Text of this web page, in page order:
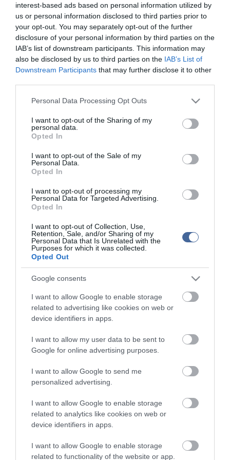
interest-based ads based on personal information utilized by
us or personal information disclosed to third parties prior to
your opt-out. You may separately opt-out of the further
disclosure of your personal information by third parties on the
IAB’s list of downstream participants. This information may
also be disclosed by us to third parties on the IAB’s List of
Downstream Participants that may further disclose it to other
Please note that this website/app uses one or more Google
not limited to your visit or usage behaviour. You may click to
grant or deny consent to Google and its third-party tags to
use your data for below specified purposes in below Google
consent section.
Personal Data Processing Opt Outs
I want to opt-out of the Sharing of my
personal data.
Opted In
I want to opt-out of the Sale of my
Personal Data.
Opted In
I want to opt-out of processing my
Personal Data for Targeted Advertising.
Opted In
I want to opt-out of Collection, Use,
Retention, Sale, and/or Sharing of my
Personal Data that Is Unrelated with the
Purposes for which it was collected.
Opted Out
Google consents
I want to allow Google to enable storage
related to advertising like cookies on web or
device identifiers in apps.
I want to allow my user data to be sent to
Google for online advertising purposes.
I want to allow Google to send me
personalized advertising.
I want to allow Google to enable storage
related to analytics like cookies on web or
device identifiers in apps.
I want to allow Google to enable storage
related to functionality of the website or app.
Csütörtökön a fátyol- és gomolyfelhők mellett sok napsütés
valószínű. Helyenként zápor, esetleg zivatar előfordulhat. Az
északnyugati szél élénk, néhol erős lesz. Csütörtök hajnalban 10,
17, délután 23, 28 Celsius fok várható.
Pénteken gomolyfelhős, napos idő várható néhol záporral, esetleg
zivatarral. Az északnyugati, nyugati szél időnként megélénkülhet.
Péntek hajnalban 11, 18, délután 23, 29 Celsius fok valószínű.
növekszik a csapadék esélye, de még alapvetően száraz lesz az
11, 18, a maximum 24, 31 Celsius fok között alakul.
Vasárnap nyugat felől növekszik a felhőzet és hazánk nyugati
felén elszórtan előfordulhat zápor, zivatar. A délnyugati, nyugati
szél megélénkül. Vasárnap hajnalban 13, 19, délután 26, 32
Celsius fok valószínű - derül ki a HungaroMet Zrt. előrejelzéséből.
network nézeteit tükrözik. A szerkesztőség mindössze a hírek
publikációjával foglalkozik, a kommenteket nem tudja befolyásolni
- azok az olvasók személyes véleményét tartalmazzák.
Kérjük, kulturáltan, mások személyiségi jogainak és jó hírnevének
tiszteletben tartásával kommenteljenek!
ma.hu legfrissebb hírei:
megállítsa a tüzet
Második világháborús MG-42 géppuskát emeltek ki a
A Miniszterelnökség felmondta a Lounge Eventtel kötött
keretszerződését
Újabb két gyanúsítottat fogtak el a 600 milliós